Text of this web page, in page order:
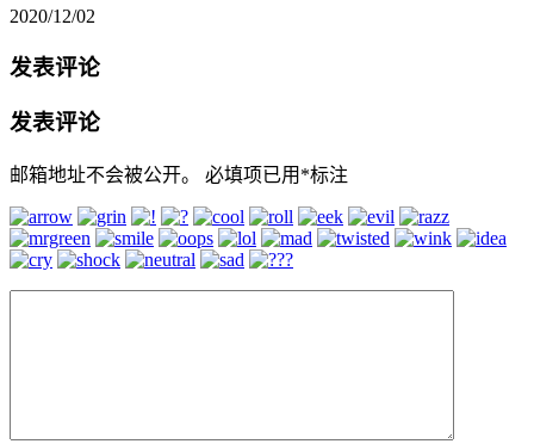
2020/12/02
发表评论
发表评论
邮箱地址不会被公开。 必填项已用 *标注